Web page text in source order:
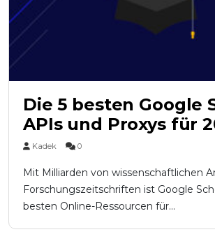
Die 5 besten Google
APIs und Proxys für
Kadek 0
Mit Milliarden von wissenschaftlichen
Forschungszeitschriften ist Google
besten Online-Ressourcen für...